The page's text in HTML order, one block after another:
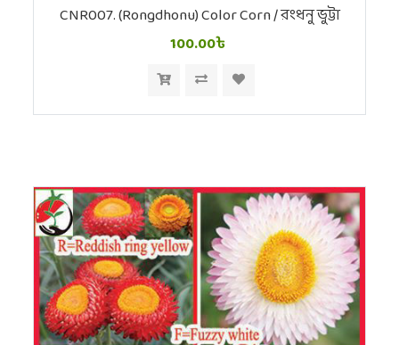
CNR007. (Rongdhonu) Color Corn / রংধনু ভুট্টা
100.00৳